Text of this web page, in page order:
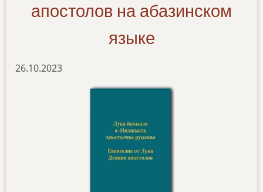
yazyke
апостолов на абазинском
языке
26.10.2023